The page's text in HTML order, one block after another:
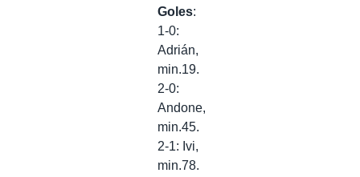
Goles:
1-0:
Adrián,
min.19.
2-0:
Andone,
min.45.
2-1: Ivi,
min.78.